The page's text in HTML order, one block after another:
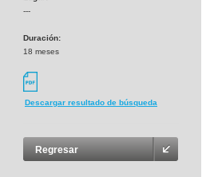
---
Duración:
18 meses
Descargar resultado de búsqueda
Regresar